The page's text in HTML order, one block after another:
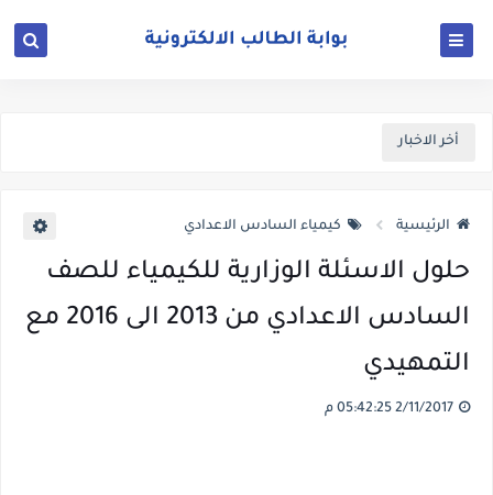
أخر الاخبار
الرئيسية كيمياء السادس الاعدادي
حلول الاسئلة الوزارية للكيمياء للصف
السادس الاعدادي من 2013 الى 2016 مع
التمهيدي